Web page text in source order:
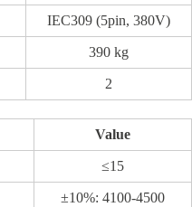
IEC309 (5pin, 380V)
390 kg
2
Value
≤15
±10%: 4100-4500